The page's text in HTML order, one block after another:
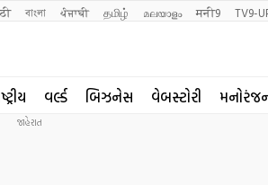
বাংলা ਪੰਜਾਬੀ தமிழ் മലയാളം मनी9 TV9-
વર્લ્ડ બિઝનેસ વેબસ્ટોરી